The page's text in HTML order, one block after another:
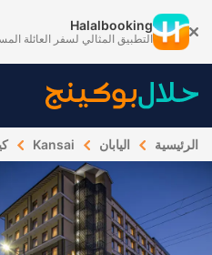
Halalbooking
التطبيق المثالي لسفر العائلة
الرئيسية اليابان Kansai